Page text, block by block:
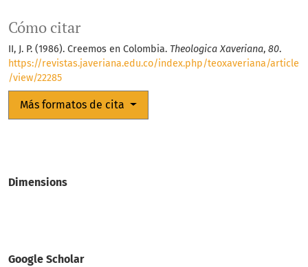
Cómo citar
II, J. P. (1986). Creemos en Colombia. Theologica Xaveriana, 80.
https://revistas.javeriana.edu.co/index.php/teoxaveriana/article
/view/22285
Más formatos de cita
Dimensions
Google Scholar